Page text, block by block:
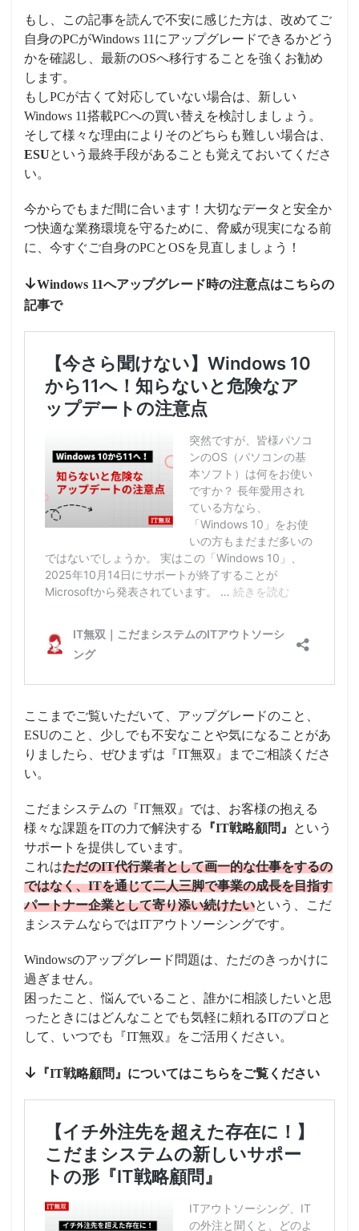
もし、この記事を読んで不安に感じた方は、改めてご
自身のPCがWindows 11にアップグレードできるかどう
かを確認し、最新のOSへ移行することを強くお勧め
します。
もしPCが古くて対応していない場合は、新しい
Windows 11搭載PCへの買い替えを検討しましょう。
そして様々な理由によりそのどちらも難しい場合は、
ESUという最終手段があることも覚えておいてくださ
い。
今からでもまだ間に合います！大切なデータと安全か
つ快適な業務環境を守るために、脅威が現実になる前
に、今すぐご自身のPCとOSを見直しましょう！
Windows 11へアップグレード時の注意点はこちらの
記事で
ここまでご覧いただいて、アップグレードのこと、
ESUのこと、少しでも不安なことや気になることがあ
りましたら、ぜひまずは『IT無双』までご相談くださ
い。
こだまシステムの『IT無双』では、お客様の抱える
様々な課題をITの力で解決する
『IT戦略顧問』
という
サポートを提供しています。
これはただのIT代行業者として画一的な仕事をするの
ではなく、ITを通じて二人三脚で事業の成長を目指す
パートナー企業として寄り添い続けたいという、こだ
まシステムならではITアウトソーシングです。
Windowsのアップグレード問題は、ただのきっかけに
過ぎません。
困ったこと、悩んでいること、誰かに相談したいと思
ったときにはどんなことでも気軽に頼れるITのプロと
して、いつでも『IT無双』をご活用ください。
『IT戦略顧問』についてはこちらをご覧ください